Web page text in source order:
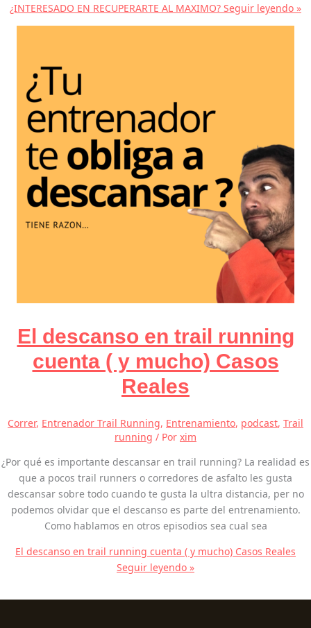
¿INTERESADO EN RECUPERARTE AL MAXIMO? Seguir leyendo »
El descanso en trail running
cuenta ( y mucho) Casos
Reales
Correr, Entrenador Trail Running, Entrenamiento, podcast, Trail
running / Por xim
¿Por qué es importante descansar en trail running? La realidad es
que a pocos trail runners o corredores de asfalto les gusta
descansar sobre todo cuando te gusta la ultra distancia, per no
podemos olvidar que el descanso es parte del entrenamiento.
Como hablamos en otros episodios sea cual sea
El descanso en trail running cuenta ( y mucho) Casos Reales
Seguir leyendo »